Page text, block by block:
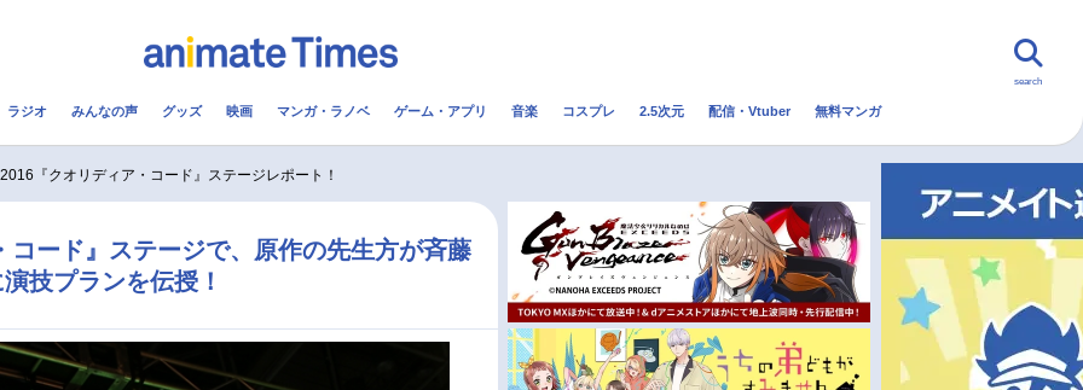
コスプレ 2.5次元 配信・Vtuber トレンド 無料マンガ
実写化映画一覧
今期アニメ曜日別一覧 秋アニメ
冬アニメ
search
ラジオ みんなの声 グッズ 映画 マンガ・ラノベ ゲーム・アプリ 音楽 コスプレ 2.5次元 配信・Vtuber 無料マンガ
『クオリディア・コード』ステージレポート！
コード』ステージで、原作の先生方が斉藤
技プランを伝授！